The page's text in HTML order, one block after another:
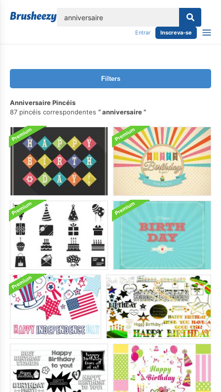
Entrar Inscreva-se
Filters
Anniversaire Pincéis
87 pincéis correspondentes
anniversaire